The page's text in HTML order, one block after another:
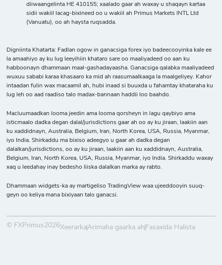
diiwaangelinta HE 410155; xaalado gaar ah waxay u shaqayn kartaa
sidii wakiil lacag-bixineed oo u wakiil ah Primus Markets INTL Ltd
(Vanuatu), oo ah haysta ruqsadda.
Digniinta Khatarta: Fadlan ogow in ganacsiga forex iyo badeecooyinka kale ee
la amaahiyo ay ku lug leeyihiin khataro sare oo maaliyadeed oo aan ku
habboonayn dhammaan maal-gashadayaasha. Ganacsiga qalabka maaliyadeed
wuxuu sababi karaa khasaaro ka mid ah raasumaalkaaga la maalgeliyey. Kahor
intaadan fulin wax macaamil ah, hubi inaad si buuxda u fahamtay khataraha ku
lug leh oo aad raadiso talo madax-bannaan haddii loo baahdo.
Macluumaadkan looma jeedin ama looma qorsheyn in lagu qaybiyo ama
isticmaalo dadka degan dalal/jurisdictions gaar ah oo ay ku jiraan, laakiin aan
ku xaddidnayn, Australia, Belgium, Iran, North Korea, USA, Russia, Myanmar,
iyo India. Shirkaddu ma bixiso adeegyo u gaar ah dadka degan
dalalkan/jurisdictions, oo ay ku jiraan, laakiin aan ku xaddidnayn, Australia,
Belgium, Iran, North Korea, USA, Russia, Myanmar, iyo India. Shirkaddu waxay
xaq u leedahay inay bedesho liiska dalalkan marka ay rabto.
Dhammaan widgets-ka ay martigeliso TradingView waa ujeeddooyin suuq-
geyn oo keliya mana bixiyaan talo ganacsi.
© FXPrimus2026XeerarkaArimaha gaarka ah Fasaxida Halista